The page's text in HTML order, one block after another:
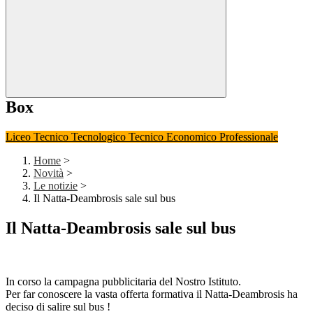
Box
Liceo Tecnico Tecnologico Tecnico Economico Professionale
Home >
Novità >
Le notizie >
Il Natta-Deambrosis sale sul bus
Il Natta-Deambrosis sale sul bus
In corso la campagna pubblicitaria del Nostro Istituto.
Per far conoscere la vasta offerta formativa il Natta-Deambrosis ha
deciso di salire sul bus !